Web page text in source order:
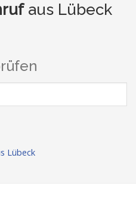
aus Lübeck
Lübeck